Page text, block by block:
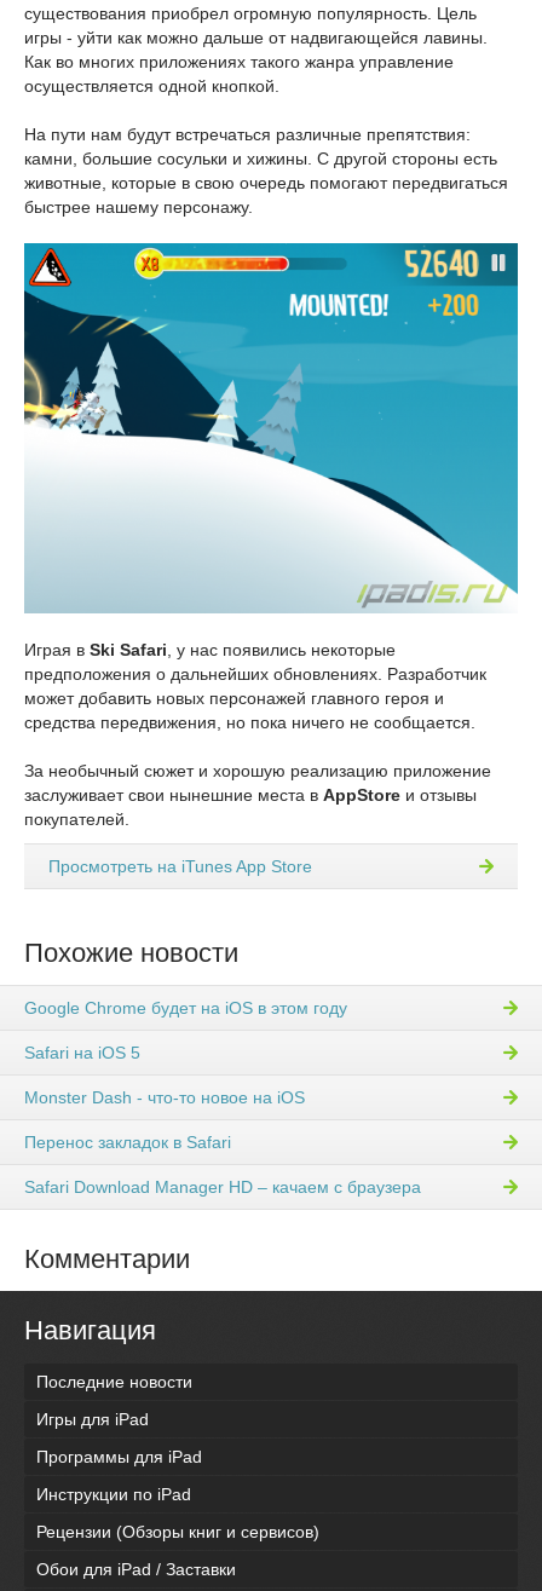
существования приобрел огромную популярность. Цель
игры - уйти как можно дальше от надвигающейся лавины.
Как во многих приложениях такого жанра управление
осуществляется одной кнопкой.
На пути нам будут встречаться различные препятствия:
камни, большие сосульки и хижины. С другой стороны есть
животные, которые в свою очередь помогают передвигаться
быстрее нашему персонажу.
Играя в Ski Safari , у нас появились некоторые
предположения о дальнейших обновлениях. Разработчик
может добавить новых персонажей главного героя и
средства передвижения, но пока ничего не сообщается.
За необычный сюжет и хорошую реализацию приложение
заслуживает свои нынешние места в AppStore и отзывы
покупателей.
Просмотреть на iTunes App Store
Похожие новости
Google Chrome будет на iOS в этом году
Safari на iOS 5
Monster Dash - что-то новое на iOS
Перенос закладок в Safari
Safari Download Manager HD – качаем с браузера
Комментарии
Навигация
Последние новости
Игры для iPad
Программы для iPad
Инструкции по iPad
Рецензии (Обзоры книг и сервисов)
Обои для iPad / Заставки